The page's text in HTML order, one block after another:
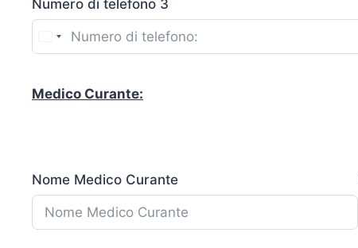
Numero di telefono 3
Medico Curante:
Nome Medico Curante